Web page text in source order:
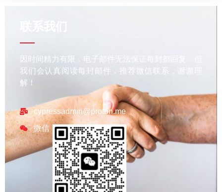
因时间精力有限，电子邮件无法保证每封都回复，但
我们会认真阅读每封邮件，推荐微信联系，谢谢理
解！
cypressadmin@proton.me
微信